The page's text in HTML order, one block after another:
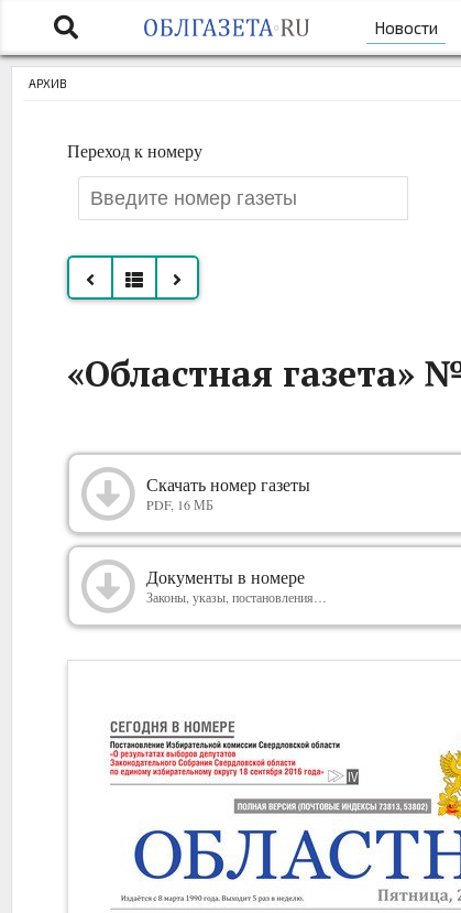
Новости
АРХИВ
Переход к номеру
номера
сентябрь
2016
«Областная газета»
Скачать номер газеты
PDF, 16 МБ
Документы в номере
Законы, указы, постановления…